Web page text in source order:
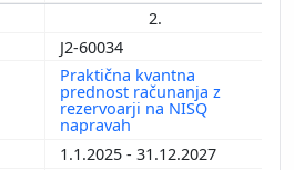
2.
J2-60034
Praktična kvantna
prednost računanja z
rezervoarji na NISQ
napravah
1.1.2025 - 31.12.2027